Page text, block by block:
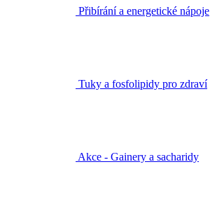
Přibírání a energetické nápoje
Tuky a fosfolipidy pro zdraví
Akce - Gainery a sacharidy